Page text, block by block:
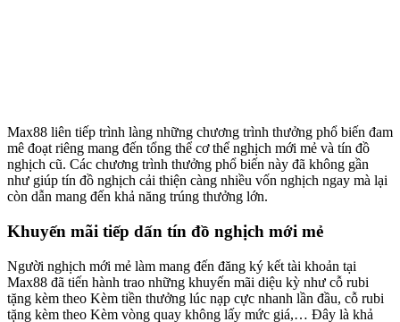
Max88 liên tiếp trình làng những chương trình thưởng phổ biến đam
mê đoạt riêng mang đến tổng thể cơ thể nghịch mới mẻ và tín đồ
nghịch cũ. Các chương trình thưởng phổ biến này đã không gần
như giúp tín đồ nghịch cải thiện càng nhiều vốn nghịch ngay mà lại
còn dẫn mang đến khả năng trúng thưởng lớn.
Khuyến mãi tiếp dấn tín đồ nghịch mới mẻ
Người nghịch mới mẻ làm mang đến đăng ký kết tài khoản tại
Max88 đã tiến hành trao những khuyến mãi diệu kỳ như cỗ rubi
tặng kèm theo Kèm tiền thưởng lúc nạp cực nhanh lần đầu, cỗ rubi
tặng kèm theo Kèm vòng quay không lấy mức giá,… Đây là khả